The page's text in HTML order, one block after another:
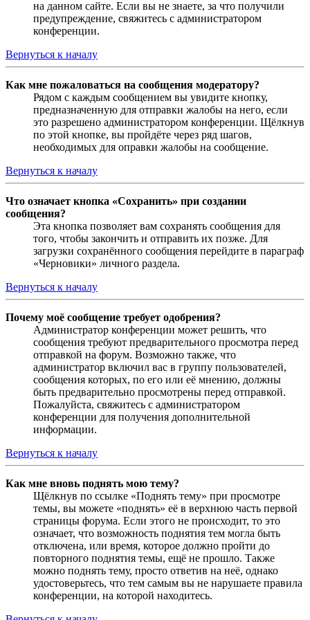
на данном сайте. Если вы не знаете, за что получили
предупреждение, свяжитесь с администратором
конференции.
Вернуться к началу
Как мне пожаловаться на сообщения модератору?
Рядом с каждым сообщением вы увидите кнопку,
предназначенную для отправки жалобы на него, если
это разрешено администратором конференции. Щёлкнув
по этой кнопке, вы пройдёте через ряд шагов,
необходимых для оправки жалобы на сообщение.
Вернуться к началу
Что означает кнопка «Сохранить» при создании
сообщения?
Эта кнопка позволяет вам сохранять сообщения для
того, чтобы закончить и отправить их позже. Для
загрузки сохранённого сообщения перейдите в параграф
«Черновики» личного раздела.
Вернуться к началу
Почему моё сообщение требует одобрения?
Администратор конференции может решить, что
сообщения требуют предварительного просмотра перед
отправкой на форум. Возможно также, что
администратор включил вас в группу пользователей,
сообщения которых, по его или её мнению, должны
быть предварительно просмотрены перед отправкой.
Пожалуйста, свяжитесь с администратором
конференции для получения дополнительной
информации.
Вернуться к началу
Как мне вновь поднять мою тему?
Щёлкнув по ссылке «Поднять тему» при просмотре
темы, вы можете «поднять» её в верхнюю часть первой
страницы форума. Если этого не происходит, то это
означает, что возможность поднятия тем могла быть
отключена, или время, которое должно пройти до
повторного поднятия темы, ещё не прошло. Также
можно поднять тему, просто ответив на неё, однако
удостоверьтесь, что тем самым вы не нарушаете правила
конференции, на которой находитесь.